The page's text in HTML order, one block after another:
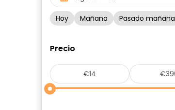
Hoy Mañana Pasado mañana
Precio